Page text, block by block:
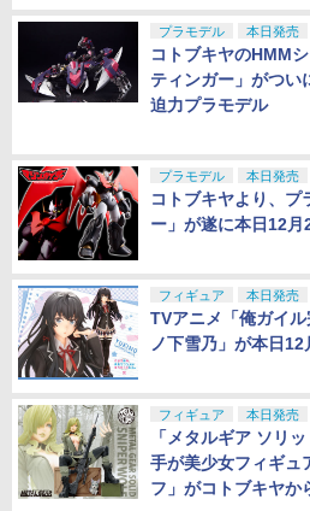
プラモデル 本日発売
コトブキヤのHMM
ティンガー」がつい
迫力プラモデル
プラモデル 本日発売
コトブキヤより、プ
ー」が遂に本日12月
フィギュア 本日発売
TVアニメ「俺ガイ
ノ下雪乃」が本日12
フィギュア 本日発売
「メタルギア ソリ
手が美少女フィギュ
フ」がコトブキヤか